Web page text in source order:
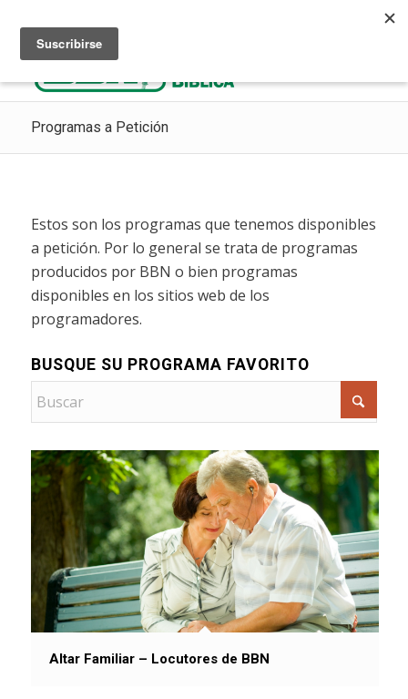
Programas a Petición
Estos son los programas que tenemos disponibles
a petición. Por lo general se trata de programas
producidos por BBN o bien programas
disponibles en los sitios web de los
programadores.
BUSQUE SU PROGRAMA FAVORITO
Altar Familiar – Locutores de BBN